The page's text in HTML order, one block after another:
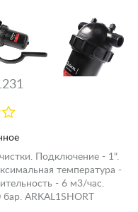
Подключение - 1".
температура -
- 6 м3/час.
ARKAL1SHORT